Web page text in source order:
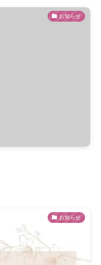
お知らせ
お知らせ